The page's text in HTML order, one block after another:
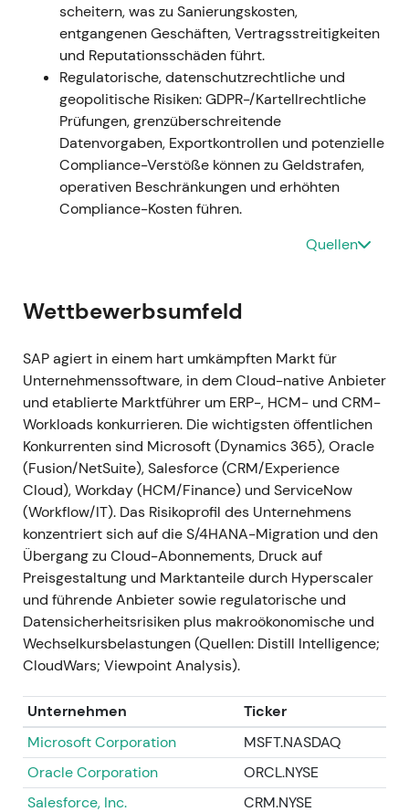
Gesamtjahr 2021 (bekanntgegeben
Januar 2022)
Q4 und Gesamtjahr 2021: Rekordleistung im
Cloud-Geschäft; Cloud-Umsatz am oder nahe
dem oberen Ende der Prognose (S/4HANA
Cloud +46 % auf rund 1,09 Mrd. Euro); Cloud-
und Software-Ausführung übertraf die
angehobene Guidance[14],[17],[22].
Die Cloud-Transformation wuchs vom Plan zur
als qualitativ hochwertigeres Unternehmen
überdurchschnittlich[16] ,[14]
Jahresende, getragen von Fundamentaldaten,
die die Wachstumsgeschichte untermauerten
[16].
Gesamtjahr 2022
Die Cloud-Dynamik setzt sich 2022 fort und
verstärkt sich: Der Gesamtjahres-Cloud-
Umsatz steigt deutlich (berichtet rund 12,5
Mrd. Euro), S/4HANA Cloud erreicht
Milliarden-Euro-Dimensionen[19],[23],
Die Überzeugung festigt sich, dass SAPs
Kernmarkt für ERP-Migrationen mehrjähriges
Wachstum bei wiederkehrenden Erlösen
tragen kann; der Investorenfokus verlagert
sich auf Migrationsgeschwindigkeit,
Margenentwicklung und
Auftragsbestandsmonetarisierung
Ausbruch nach oben und ausgedehnter
Aufwärtstrend mit gelegentlichen
Konsolidierungsphasen, während Markt und
Makroumfeld verdaut wurden[19].
scheitern, was zu Sanierungskosten,
entgangenen Geschäften, Vertragsstreitigkeiten
und Reputationsschäden führt.
Regulatorische, datenschutzrechtliche und
geopolitische Risiken: GDPR-/Kartellrechtliche
Prüfungen, grenzüberschreitende
Datenvorgaben, Exportkontrollen und potenzielle
Compliance-Verstöße können zu Geldstrafen,
operativen Beschränkungen und erhöhten
Compliance-Kosten führen.
Quellen
Wettbewerbsumfeld
SAP agiert in einem hart umkämpften Markt für
Unternehmenssoftware, in dem Cloud-native Anbieter
und etablierte Marktführer um ERP-, HCM- und CRM-
Workloads konkurrieren. Die wichtigsten öffentlichen
Konkurrenten sind Microsoft (Dynamics 365), Oracle
(Fusion/NetSuite), Salesforce (CRM/Experience
Cloud), Workday (HCM/Finance) und ServiceNow
(Workflow/IT). Das Risikoprofil des Unternehmens
konzentriert sich auf die S/4HANA-Migration und den
Übergang zu Cloud-Abonnements, Druck auf
Preisgestaltung und Marktanteile durch Hyperscaler
und führende Anbieter sowie regulatorische und
Datensicherheitsrisiken plus makroökonomische und
Wechselkursbelastungen (Quellen: Distill Intelligence;
CloudWars; Viewpoint Analysis).
Unternehmen
Ticker
Microsoft Corporation
MSFT.NASDAQ
Oracle Corporation
ORCL.NYSE
Salesforce, Inc.
CRM.NYSE